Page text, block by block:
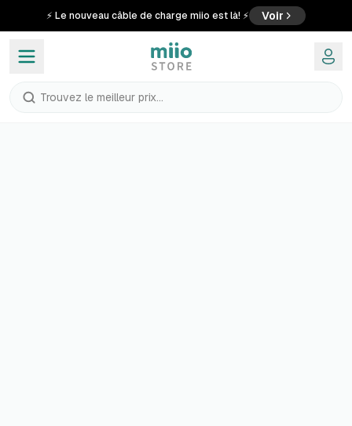
⚡ Le nouveau câble de charge miio est là! ⚡ Voir
Trouvez le meilleur prix...